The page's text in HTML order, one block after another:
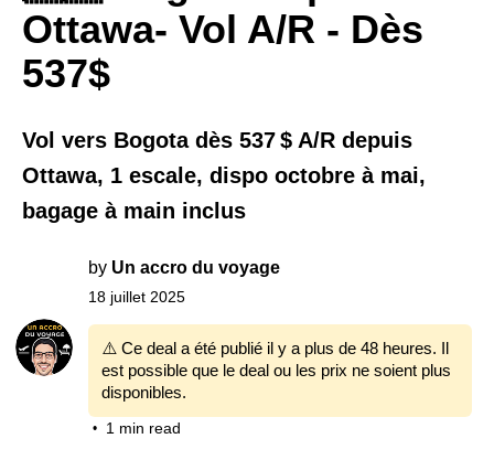
Ottawa- Vol A/R - Dès
537$
Vol vers Bogota dès 537 $ A/R depuis
Ottawa, 1 escale, dispo octobre à mai,
bagage à main inclus
by Un accro du voyage
18 juillet 2025
⚠️ Ce deal a été publié il y a plus de 48 heures. Il
est possible que le deal ou les prix ne soient plus
disponibles.
• 1 min read